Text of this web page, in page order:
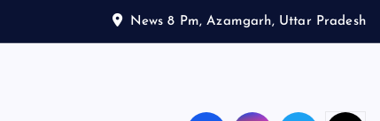
News 8 Pm, Azamgarh, Uttar Pradesh